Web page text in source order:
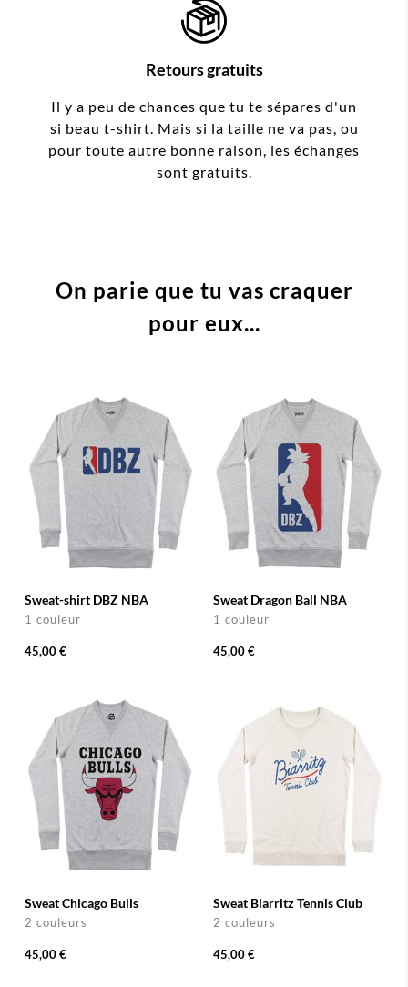
Retours gratuits
Il y a peu de chances que tu te sépares d'un
si beau t-shirt. Mais si la taille ne va pas, ou
pour toute autre bonne raison, les échanges
sont gratuits.
On parie que tu vas craquer
pour eux...
Sweat-shirt DBZ NBA
1 couleur
45,00 €
Sweat Dragon Ball NBA
1 couleur
45,00 €
Sweat Chicago Bulls
2 couleurs
45,00 €
Sweat Biarritz Tennis Club
2 couleurs
45,00 €